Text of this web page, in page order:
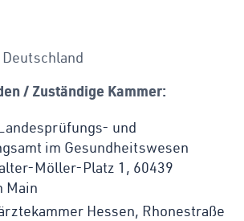
/ Zuständige Kammer:
und
im Gesundheitswesen
Möller-Platz 1, 60439
Main
Hessen, Rhonestraße